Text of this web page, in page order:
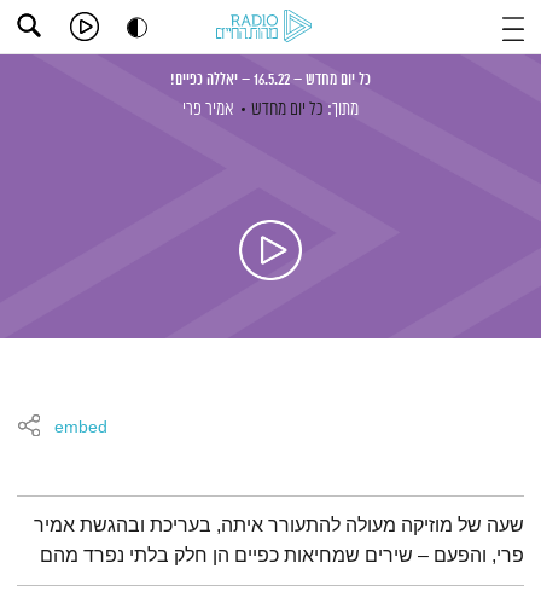
כל יום מחדש – 16.5.22 – יאללה כפיים!
מתוך: כל יום מחדש אמיר פרי
embed
תמצית הפודקאסט
שעה של מוזיקה מעולה להתעורר איתה, בעריכת ובהגשת אמיר
פרי, והפעם – שירים שמחיאות כפיים הן חלק בלתי נפרד מהם